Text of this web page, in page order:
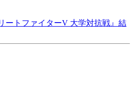
ートファイターV 大学対抗戦』結